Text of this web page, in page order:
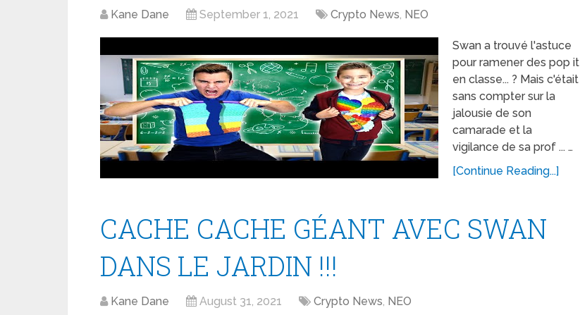
Kane Dane September 1, 2021 Crypto News, NEO
Swan a trouvé l'astuce
pour ramener des pop it
en classe... ? Mais c'était
sans compter sur la
jalousie de son
camarade et la
vigilance de sa prof ... …
[Continue Reading...]
CACHE CACHE GÉANT AVEC SWAN
DANS LE JARDIN !!!
Kane Dane August 31, 2021 Crypto News, NEO